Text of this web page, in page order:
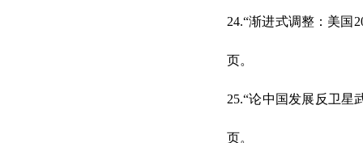
24.“渐进式调整：美国
页。
25.“论中国发展反卫星
页。